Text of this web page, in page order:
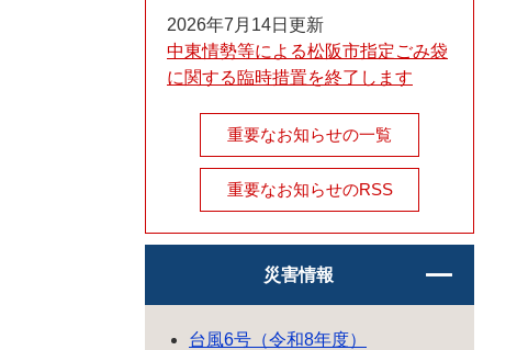
2026年7月14日更新
中東情勢等による松阪市指定ごみ袋
に関する臨時措置を終了します
重要なお知らせの一覧
重要なお知らせのRSS
災害情報
台風6号（令和8年度）